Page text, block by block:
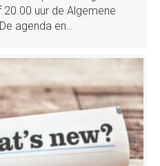
uur de Algemene
agenda en…